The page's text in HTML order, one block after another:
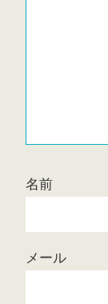
名前
メール